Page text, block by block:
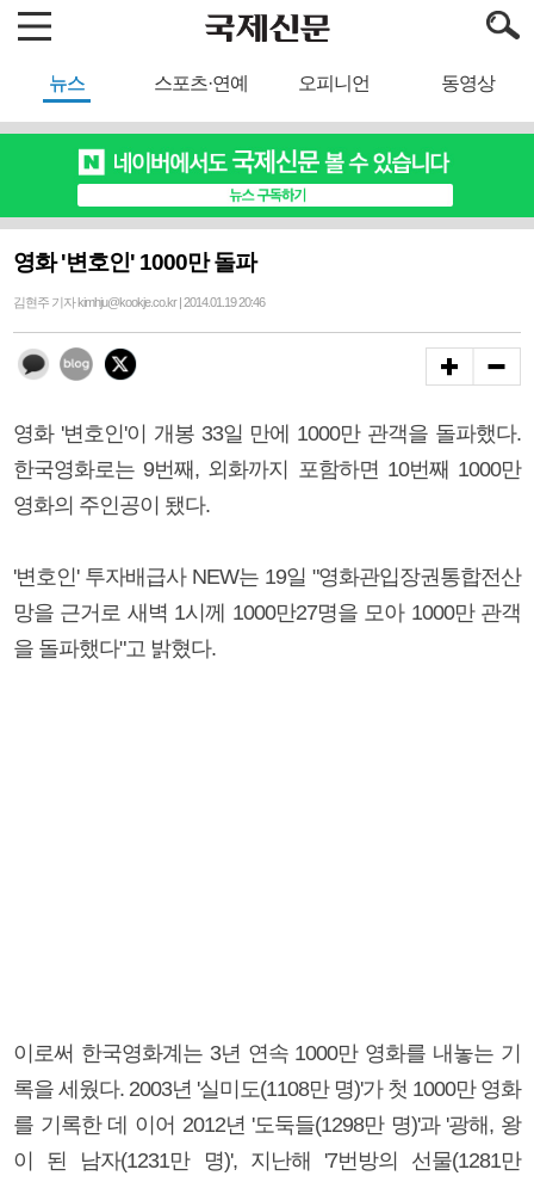
뉴스 스포츠·연예 오피니언 동영상
영화 '변호인' 1000만 돌파
김현주 기자 kimhju@kookje.co.kr | 2014.01.19 20:46
영화 '변호인'이 개봉 33일 만에 1000만 관객을 돌파했다.
한국영화로는 9번째, 외화까지 포함하면 10번째 1000만
영화의 주인공이 됐다.
'변호인' 투자배급사 NEW는 19일 "영화관입장권통합전산
망을 근거로 새벽 1시께 1000만27명을 모아 1000만 관객
을 돌파했다"고 밝혔다.
이로써 한국영화계는 3년 연속 1000만 영화를 내놓는 기
록을 세웠다. 2003년 '실미도(1108만 명)'가 첫 1000만 영화
를 기록한 데 이어 2012년 '도둑들(1298만 명)'과 '광해, 왕
이 된 남자(1231만 명)', 지난해 '7번방의 선물(1281만